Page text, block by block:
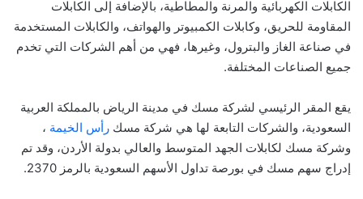
الكابلات الكهربائية والمرنة والمطاطية، بالإضافة إلى الكابلات
المقاومة للحريق، وكابلات الكمبيوتر والهواتف، والكابلات المستخدمة
في صناعة الغاز والبترول، وغيرها، فهي من أهم الشركات التي تخدم
جميع الصناعات المختلفة.
يقع المقر الرئيسي لشركة مسك في مدينة الرياض بالمملكة العربية
السعودية، والشركات التابعة لها هي شركة مسك رأس الخيمة ،
وشركة مسك لكابلات الجهد المتوسط والعالي بدولة الأردن، وقد تم
إدراج سهم مسك في بورصة تداول الأسهم السعودية بالرمز 2370.